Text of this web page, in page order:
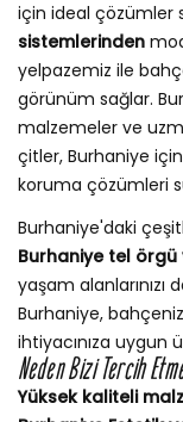
için ideal çözümler
sistemlerinden
yelpazemiz ile
görünüm sağlar.
malzemeler ve
çitler, Burhaniye
koruma çözümleri
Burhaniye'daki
Burhaniye tel
yaşam alanlarınızı
Burhaniye,
ihtiyacınıza uygun
Neden Bizi Tercih
Yüksek kaliteli